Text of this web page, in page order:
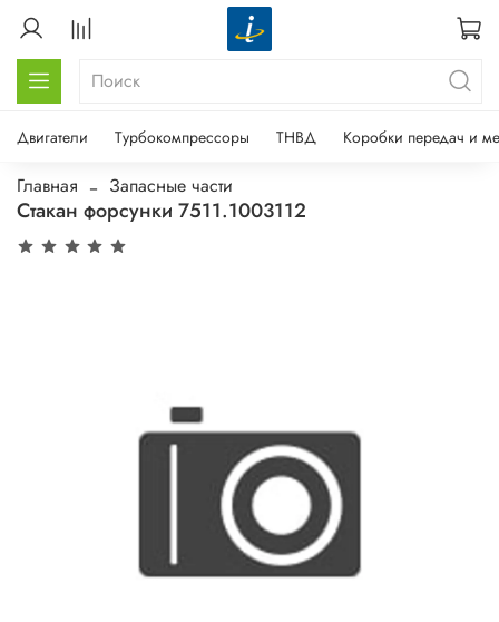
Двигатели Турбокомпрессоры ТНВД Коробки передач и
Главная Запасные части
Стакан форсунки 7511.1003112